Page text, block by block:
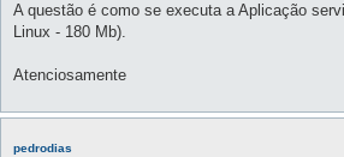
m
A questão é como se executa a Aplicação
Linux - 180 Mb).
Atenciosamente
pedrodias